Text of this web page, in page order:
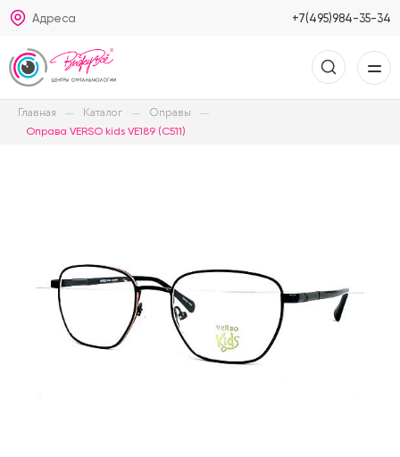
Адреса +7(495)984-35-34
Главная Каталог Оправы
Оправа VERSO kids VE189 (C511)